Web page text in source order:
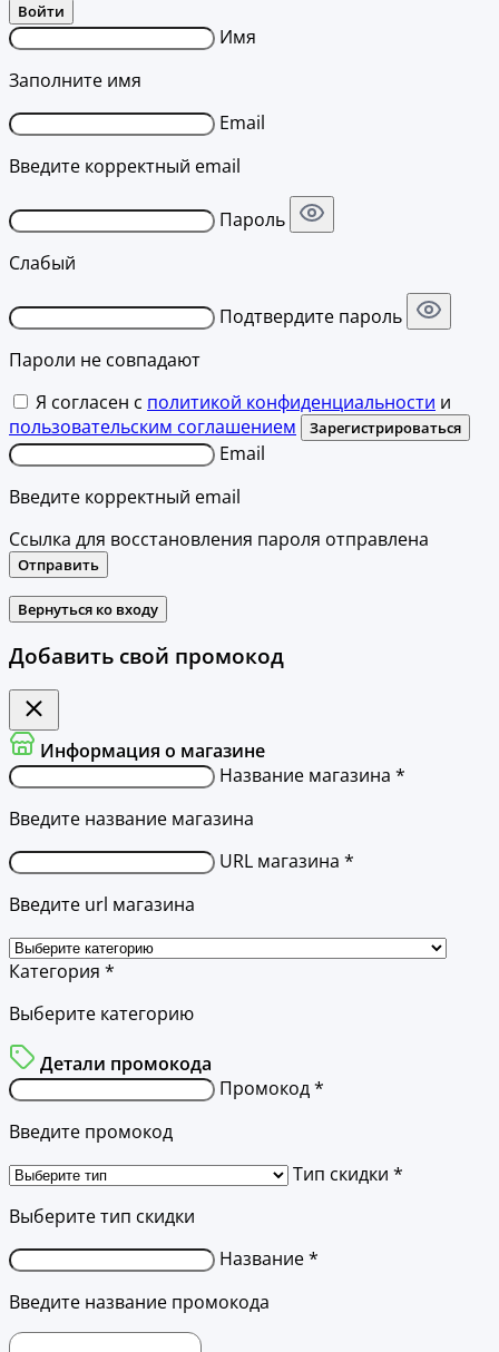
Войти
Имя
Заполните имя
Email
Введите корректный email
Пароль
Слабый
Подтвердите пароль
Пароли не совпадают
Я согласен с политикой конфиденциальности и
пользовательским соглашением
Зарегистрироваться
Email
Введите корректный email
Ссылка для восстановления пароля отправлена
Отправить
Вернуться ко входу
Добавить свой промокод
Информация о магазине
Название магазина *
Введите название магазина
URL магазина *
Введите url магазина
Категория *
Выберите категорию
Детали промокода
Промокод *
Введите промокод
Тип скидки *
Выберите тип скидки
Название *
Введите название промокода